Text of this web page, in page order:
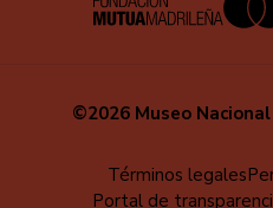
©2026 Museo
Términos legales
Portal de